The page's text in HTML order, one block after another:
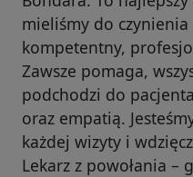
mieliśmy do czynienia
kompetentny,
Zawsze pomaga,
podchodzi do
oraz empatią.
każdej wizyty i
Lekarz z powołania –